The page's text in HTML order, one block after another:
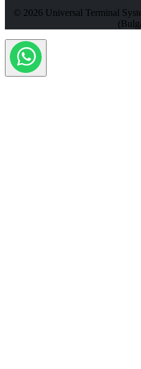
© 2026 Universal Terminal